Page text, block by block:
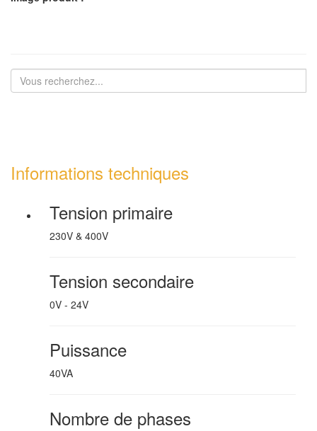
Informations techniques
Tension primaire
230V & 400V
Tension secondaire
0V - 24V
Puissance
40VA
Nombre de phases